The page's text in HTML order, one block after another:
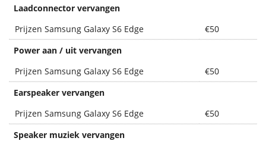
Laadconnector vervangen
Prijzen Samsung Galaxy S6 Edge
€50
Power aan / uit vervangen
Prijzen Samsung Galaxy S6 Edge
€50
Earspeaker vervangen
Prijzen Samsung Galaxy S6 Edge
€50
Speaker muziek vervangen